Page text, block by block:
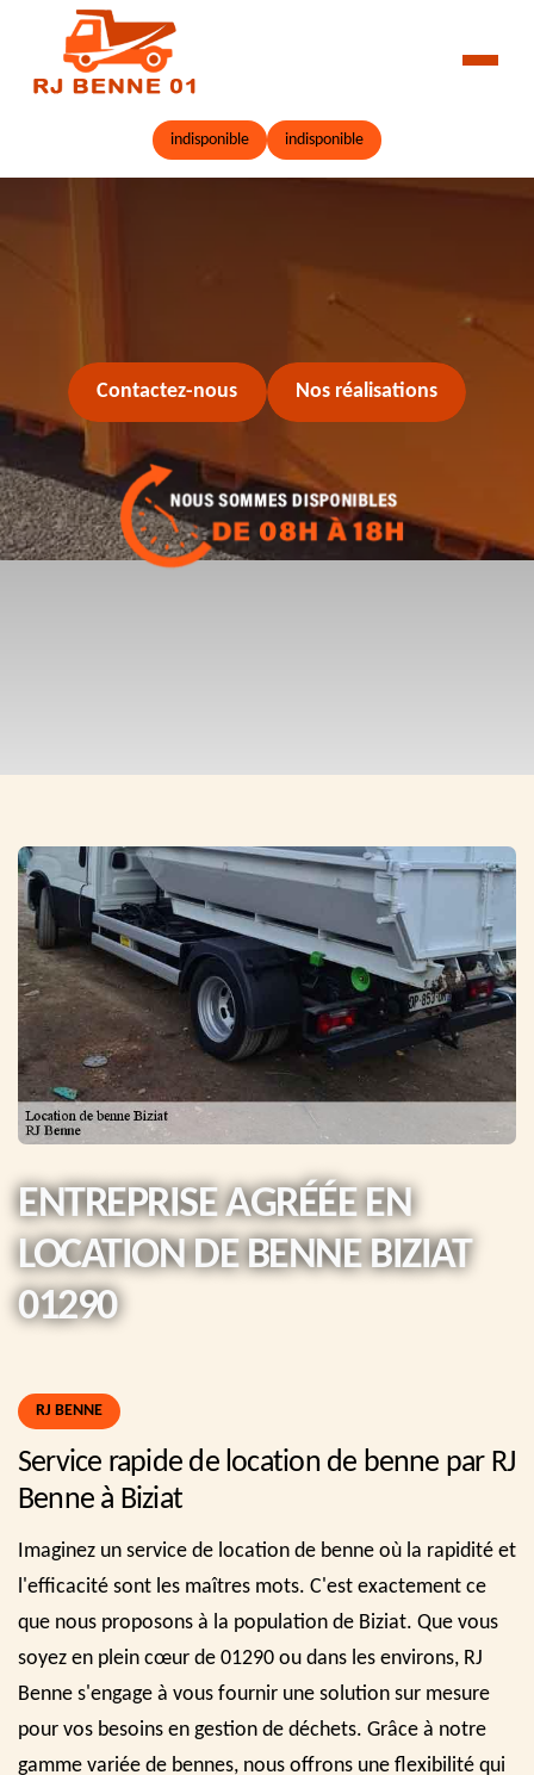
indisponible indisponible
Contactez-nous Nos réalisations
ENTREPRISE AGRÉÉE EN
LOCATION DE BENNE BIZIAT
01290
RJ BENNE
Service rapide de location de benne par RJ
Benne à Biziat
Imaginez un service de location de benne où la rapidité et
l'efficacité sont les maîtres mots. C'est exactement ce
que nous proposons à la population de Biziat. Que vous
soyez en plein cœur de 01290 ou dans les environs, RJ
Benne s'engage à vous fournir une solution sur mesure
pour vos besoins en gestion de déchets. Grâce à notre
gamme variée de bennes, nous offrons une flexibilité qui